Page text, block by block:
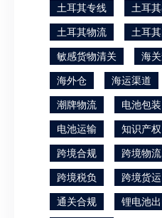
土耳其专线
土耳
土耳其物流
土耳
敏感货物清关
海
海外仓
海运渠道
潮牌物流
电池包装
电池运输
知识产权
跨境合规
跨境物流
跨境税负
跨境货运
通关合规
锂电池